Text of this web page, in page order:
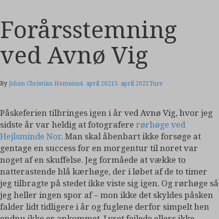
Forårsstemning
ved Avnø Vig
ByJohan Christian Homann4. april 20215. april 2021Ture
Påskeferien tilbringes igen i år ved Avnø Vig, hvor jeg
sidste år var heldig at fotografere rørhøge ved
Hejlsminde Nor. Man skal åbenbart ikke forsøge at
gentage en success for en morgentur til noret var
noget af en skuffelse. Jeg formåede at vække to
natterastende blå kærhøge, der i løbet af de to timer
jeg tilbragte på stedet ikke viste sig igen. Og rørhøge så
jeg heller ingen spor af – mon ikke det skyldes påsken
falder lidt tidligere i år og fuglene derfor simpelt hen